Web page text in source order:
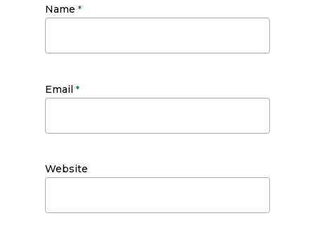
Name *
Email *
Website